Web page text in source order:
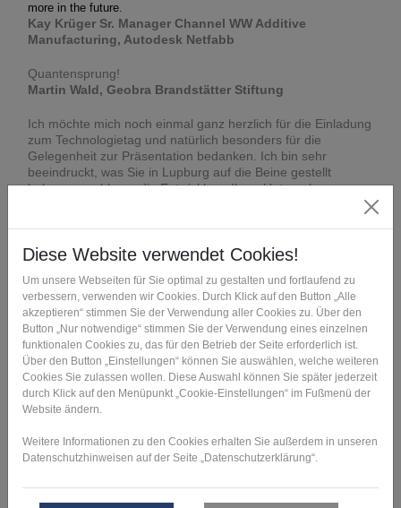
more in the future.
Kay Krüger Sr. Manager Channel WW Additive
Manufacturing, Autodesk Netfabb
Quantensprung!
Martin Wald, Geobra Brandstätter Stiftung
Ich möchte mich noch einmal ganz herzlich für die Einladung
zum Technologietag und natürlich besonders für die
Gelegenheit zur Präsentation bedanken. Ich bin sehr
beeindruckt, was Sie in Lupburg auf die Beine gestellt
haben, sowohl was die Entwicklung Ihres Unternehmens
angeht als auch die Veranstaltung selbst. Der Tag wird mir in
Analyses, IABG mbH
Vielen Dank für den ausgesprochen interessanten
Technologietag - auch aus meiner Sicht ein voller Erfolg!
Selbst als "alter Hase" kann ich bei der FIT Additive
Manufacturing Group immer wieder etwas dazulernen. Ganz
besonders hat mich der Vortrag "Metal Coating" des Herrn
Markus Axtner beeindruckt.
Frank Schaeflein, Senior Technical Consultant EMEA
stratasys
War ein super gelungener Technologietag am Freitag! Danke
nochmal für die Einladung.
Silke Auer, Leiterin der Geschäftsstelle Neumarkt, IHK